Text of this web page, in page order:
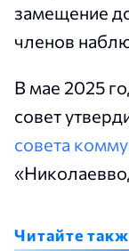
замещение
членов
В мае 2025
совет
совета
Читайте